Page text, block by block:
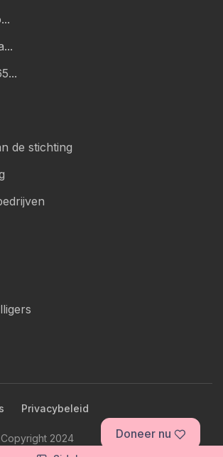
de stichting
Privacybeleid
2024
Web and Brand
Doneer nu